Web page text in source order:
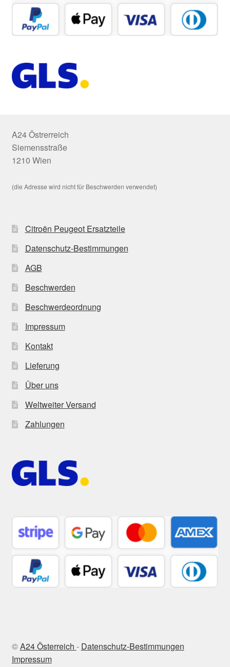
A24 Östrerreich
Siemensstraße
1210 Wien
(die Adresse wird nicht für Beschwerden verwendet)
Citroën Peugeot Ersatzteile
Datenschutz-Bestimmungen
AGB
Beschwerden
Beschwerdeordnung
Impressum
Kontakt
Lieferung
Über uns
Weltweiter Versand
Zahlungen
©A24 Österreich - Datenschutz-Bestimmungen
Impressum